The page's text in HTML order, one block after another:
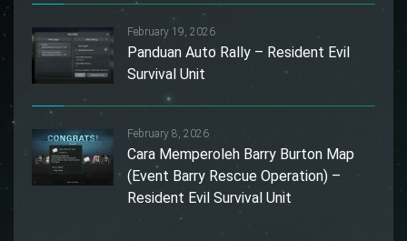
February 19, 2026
Panduan Auto Rally – Resident Evil
Survival Unit
February 8, 2026
Cara Memperoleh Barry Burton Map
(Event Barry Rescue Operation) –
Resident Evil Survival Unit